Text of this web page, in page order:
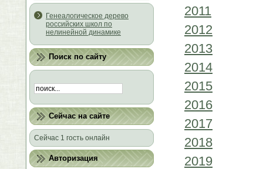
Генеалогическое дерево
российских школ по
нелинейной динамике
Поиск по сайту
Сейчас на сайте
Сейчас 1 гость онлайн
Авторизация
2011
2012
2013
2014
2015
2016
2017
2018
2019